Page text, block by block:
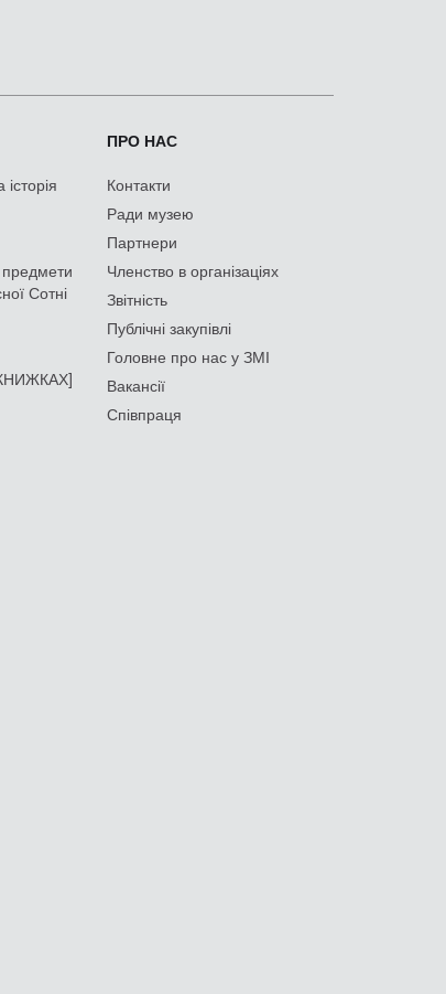
Сотні
ПРО НАС
Контакти
Ради музею
Партнери
Членство в організаціях
Звітність
Публічні закупівлі
Головне про нас у ЗМІ
Вакансії
Співпраця